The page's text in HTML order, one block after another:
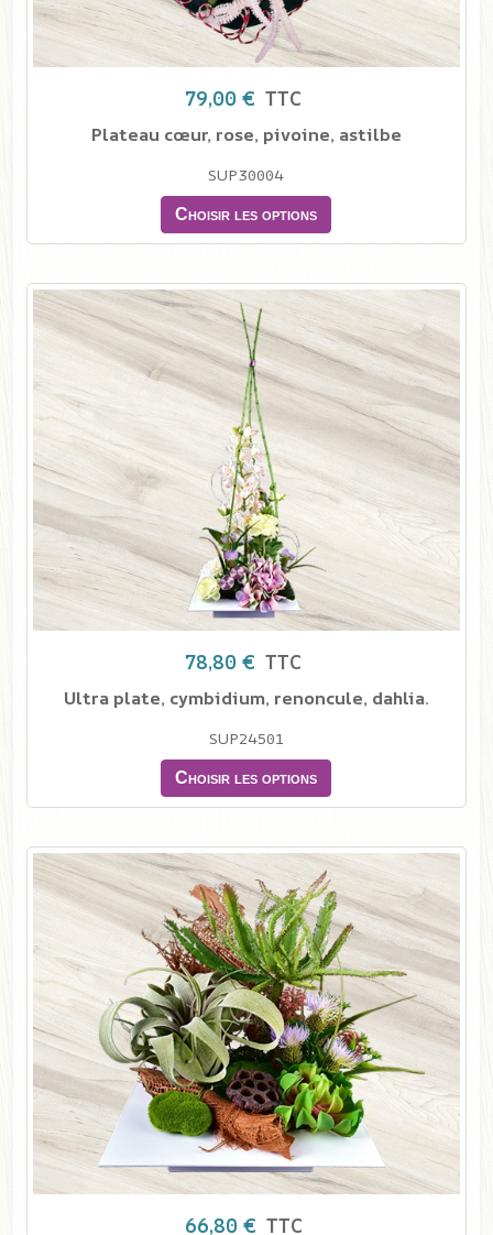
79,00 € TTC
Plateau cœur, rose, pivoine, astilbe
SUP30004
Choisir les options
78,80 € TTC
Ultra plate, cymbidium, renoncule, dahlia.
SUP24501
Choisir les options
66,80 € TTC